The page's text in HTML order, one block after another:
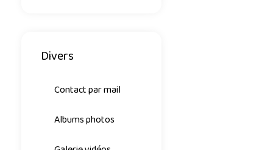
Divers
Contact par mail
Albums photos